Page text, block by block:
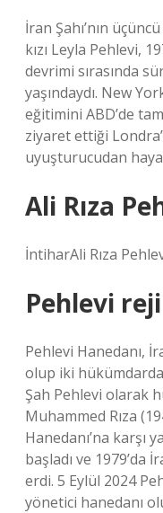
İran Şahı’nın
kızı Leyla Pehlevi,
devrimi sırasında
yaşındaydı. New
eğitimini ABD’de
ziyaret ettiği
uyuşturucudan
Ali Rıza
İntiharAli Rıza
Pehlevi
Pehlevi Hanedanı,
olup iki
Şah Pehlevi olarak
Muhammed Rıza
Hanedanı’na karşı
başladı ve 1979’da
erdi. 5 Eylül 2024
yönetici hanedanı